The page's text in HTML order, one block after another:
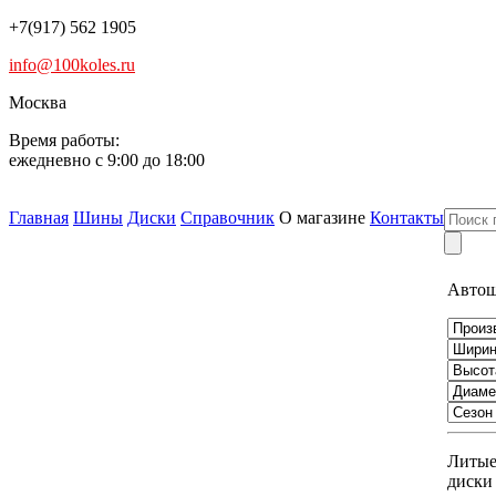
+7(917) 562 1905
info@100koles.ru
Москва
Время работы:
ежедневно с 9:00 до 18:00
Главная Шины Диски Справочник О магазине Контакты
Литые
диски